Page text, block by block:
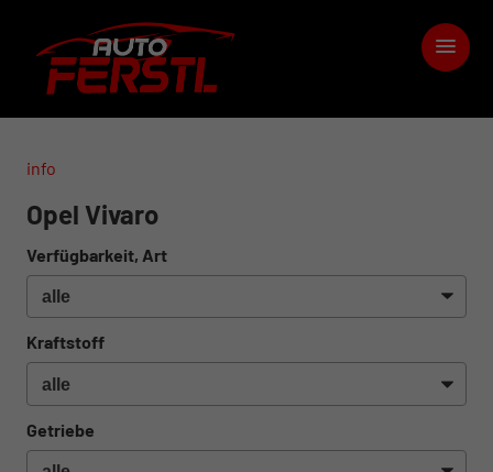
info
Opel Vivaro
Verfügbarkeit, Art
Kraftstoff
Getriebe